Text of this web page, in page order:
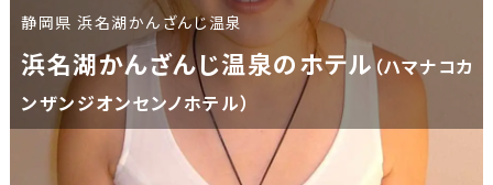
福島県(26)
関東
栃木県(17) 群馬県(25)
茨城県(4)
静岡県 浜名湖かんざんじ温泉
浜名湖かんざんじ温泉のホテル（ハマナコカ
ンザンジオンセンノホテル）